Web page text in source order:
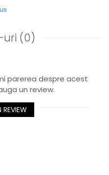
uri (0)
parerea despre acest
un review.
REVIEW